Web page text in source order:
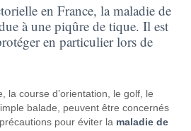
en France, la maladie de
à une piqûre de tique. Il est
en particulier lors de
la course d’orientation, le golf, le
balade, peuvent être concernés
pour éviter la maladie de